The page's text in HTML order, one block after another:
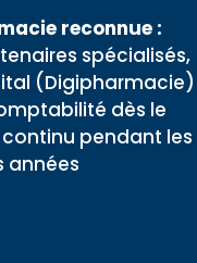
reconnue :
spécialisés,
(Digipharmacie)
dès le
pendant les
années